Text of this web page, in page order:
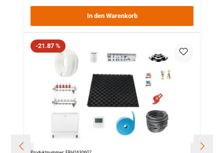
In den Warenkorb
Rabatt
-21.87 %